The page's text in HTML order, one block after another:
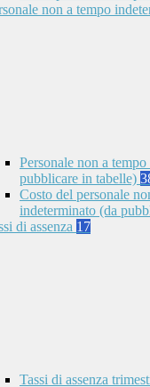
non a tempo
Personale non a
pubblicare in tabelle)
Costo del personale
indeterminato (da
di assenza 17
Tassi di assenza